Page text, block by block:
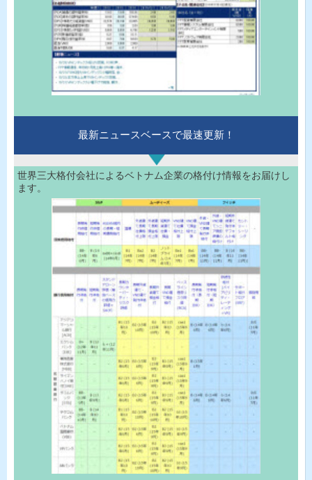
最新ニュースベースで最速更新！
世界三大格付会社によるベトナム企業の格付け情報をお届けし
ます。